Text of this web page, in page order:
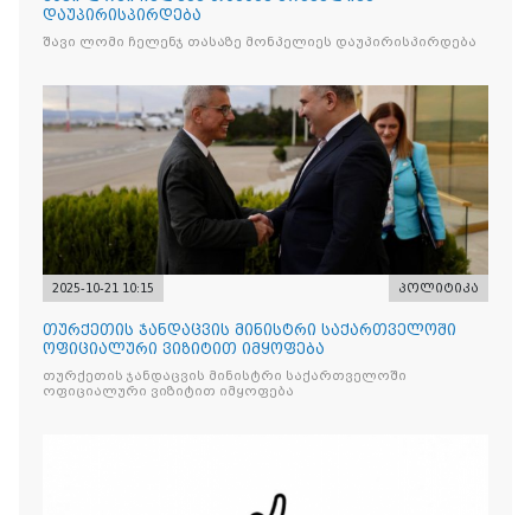
დაუპირისპირდება
შავი ლომი ჩელენჯ თასაზე მონპელიეს დაუპირისპირდება
2025-10-21 10:15 პოლიტიკა
თურქეთის ჯანდაცვის მინისტრი საქართველოში
ოფიციალური ვიზიტით იმყოფება
თურქეთის ჯანდაცვის მინისტრი საქართველოში
ოფიციალური ვიზიტით იმყოფება